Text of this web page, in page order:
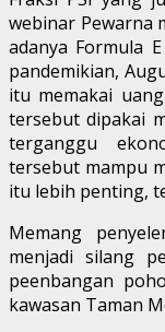
webinar Pewarna
adanya Formula
pandemikian,
itu memakai
tersebut dipakai
terganggu
tersebut mampu
itu lebih penting,
Memang
menjadi silang
peenbangan
kawasan Taman